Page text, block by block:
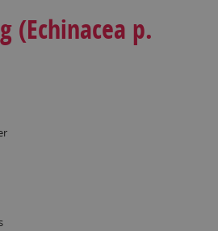
(Echinacea p.